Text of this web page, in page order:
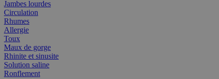
Jambes lourdes
Circulation
Rhumes
Allergie
Toux
Maux de gorge
Rhinite et sinusite
Solution saline
Ronflement